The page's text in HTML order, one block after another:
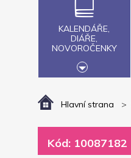
KALENDÁŘE,
DIÁŘE,
NOVOROČENKY
Hlavní strana
Kód: 10087182